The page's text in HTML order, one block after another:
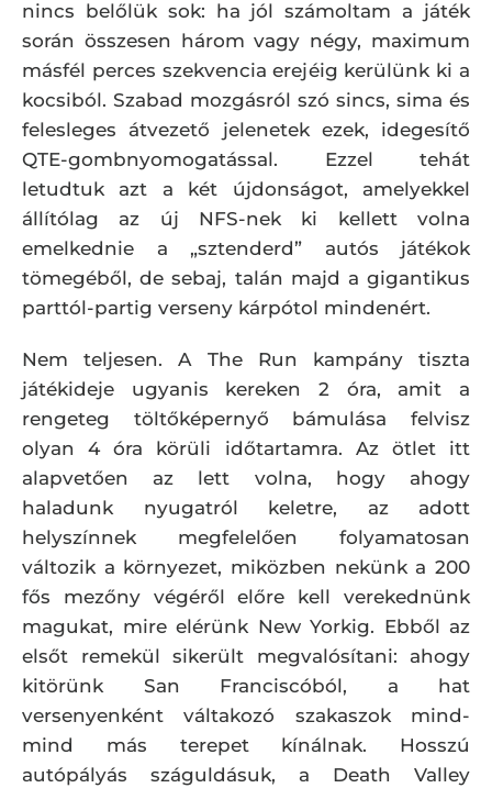
nincs belőlük sok: ha jól számoltam a játék
során összesen három vagy négy, maximum
másfél perces szekvencia erejéig kerülünk ki a
kocsiból. Szabad mozgásról szó sincs, sima és
felesleges átvezető jelenetek ezek, idegesítő
QTE-gombnyomogatással. Ezzel tehát
letudtuk azt a két újdonságot, amelyekkel
állítólag az új NFS-nek ki kellett volna
emelkednie a „sztenderd” autós játékok
tömegéből, de sebaj, talán majd a gigantikus
parttól-partig verseny kárpótol mindenért.
Nem teljesen. A The Run kampány tiszta
játékideje ugyanis kereken 2 óra, amit a
rengeteg töltőképernyő bámulása felvisz
olyan 4 óra körüli időtartamra. Az ötlet itt
alapvetően az lett volna, hogy ahogy
haladunk nyugatról keletre, az adott
helyszínnek megfelelően folyamatosan
változik a környezet, miközben nekünk a 200
fős mezőny végéről előre kell verekednünk
magukat, mire elérünk New Yorkig. Ebből az
elsőt remekül sikerült megvalósítani: ahogy
kitörünk San Franciscóból, a hat
versenyenként váltakozó szakaszok mind-
mind más terepet kínálnak. Hosszú
autópályás száguldásuk, a Death Valley